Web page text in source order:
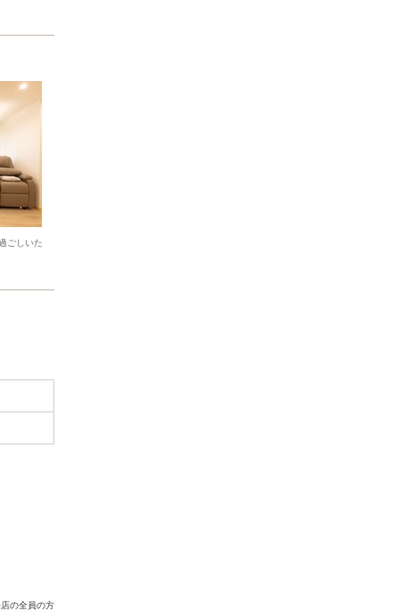
ごしいた
の全員の方